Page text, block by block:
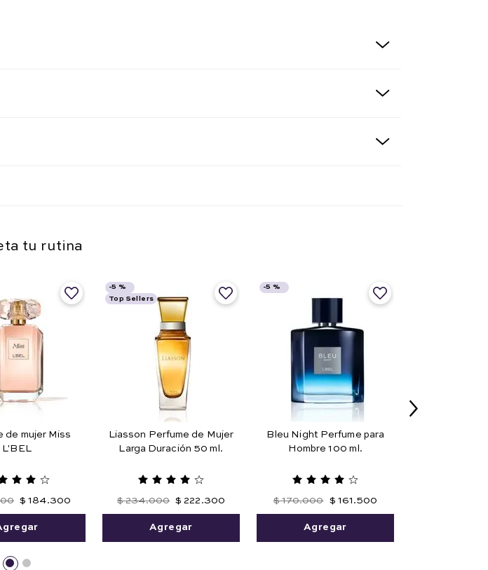
tu rutina
de mujer Miss
L'BEL
$ 184.300
-5 %
Top Sellers
Liasson Perfume de Mujer
Larga Duración 50 ml.
$ 234.000 $ 222 .300
Agregar
-5 %
Bleu Night Perfume para
Hombre 100 ml.
$ 170.000 $ 161 .500
Agregar